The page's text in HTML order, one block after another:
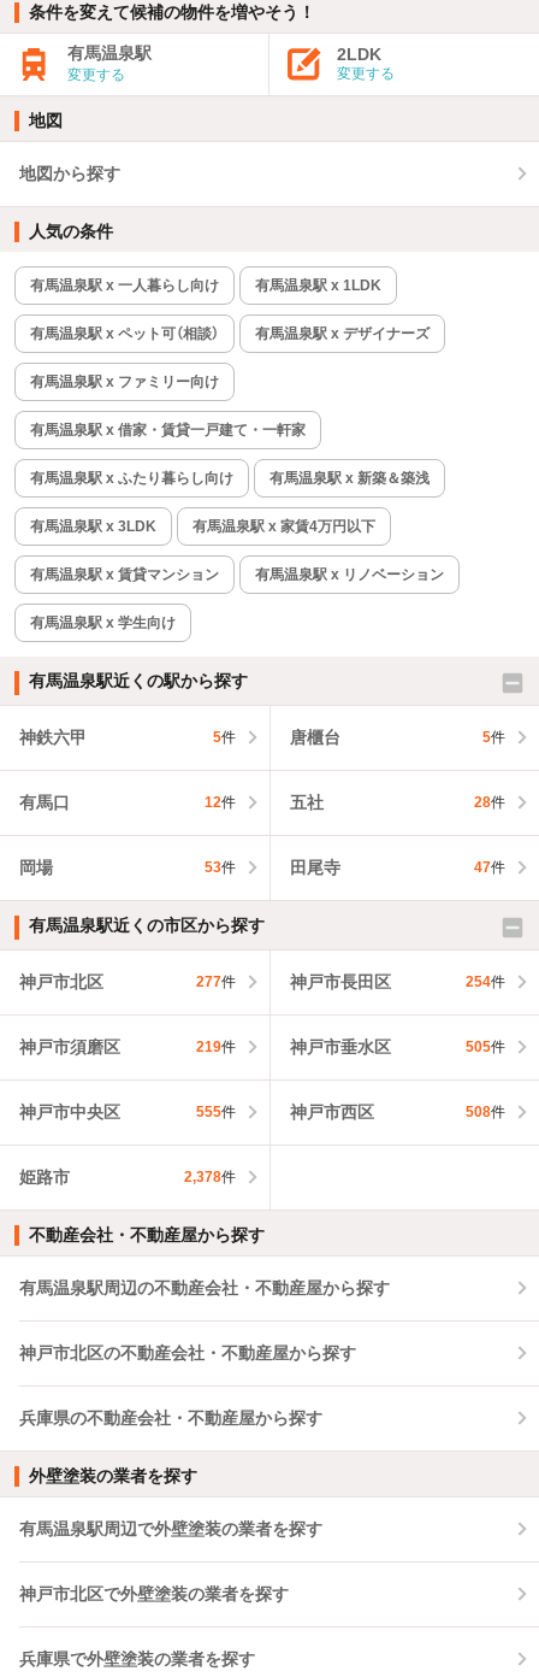
条件を変えて候補の物件を増やそう！
有馬温泉駅
変更する
2LDK
変更する
地図
地図から探す
人気の条件
有馬温泉駅 x 一人暮らし向け 有馬温泉駅 x 1LDK
有馬温泉駅 x ペット可（相談） 有馬温泉駅 x デザイナーズ
有馬温泉駅 x ファミリー向け
有馬温泉駅 x 借家・賃貸一戸建て・一軒家
有馬温泉駅 x ふたり暮らし向け 有馬温泉駅 x 新築＆築浅
有馬温泉駅 x 3LDK 有馬温泉駅 x 家賃4万円以下
有馬温泉駅 x 賃貸マンション 有馬温泉駅 x リノベーション
有馬温泉駅 x 学生向け
有馬温泉駅近くの駅から探す
神鉄六甲 5件 唐櫃台 5件
有馬口 12件 五社 28件
岡場 53件 田尾寺 47件
有馬温泉駅近くの市区から探す
神戸市北区 277件 神戸市長田区 254件
神戸市須磨区 219件 神戸市垂水区 505件
神戸市中央区 555件 神戸市西区 508件
姫路市 2,378件
不動産会社・不動産屋から探す
有馬温泉駅周辺の不動産会社・不動産屋から探す
神戸市北区の不動産会社・不動産屋から探す
兵庫県の不動産会社・不動産屋から探す
外壁塗装の業者を探す
有馬温泉駅周辺で外壁塗装の業者を探す
神戸市北区で外壁塗装の業者を探す
兵庫県で外壁塗装の業者を探す